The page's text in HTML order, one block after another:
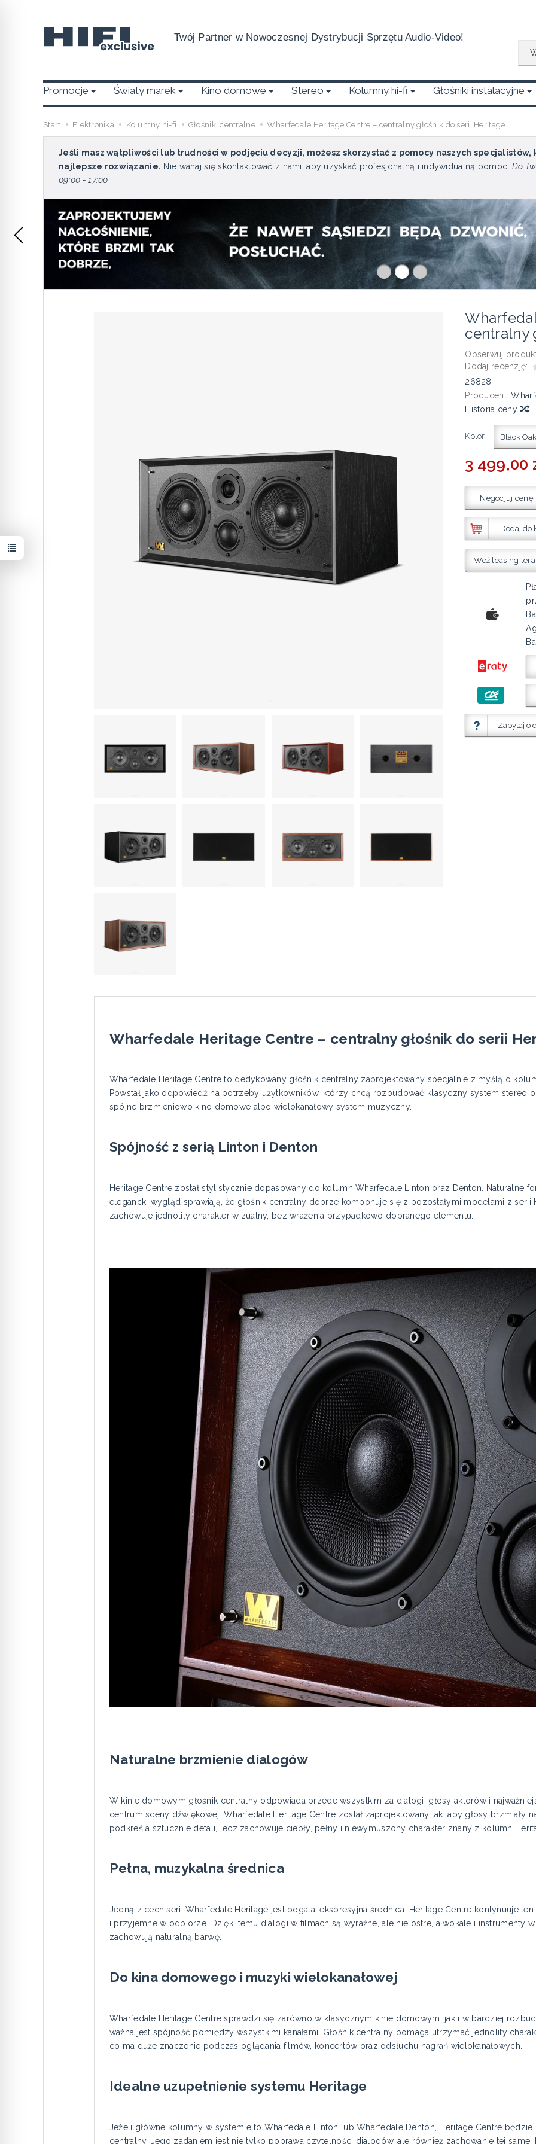
Twój Partner w Nowoczesnej Dystrybucji Sprzętu Audio-Video!
Promocje Światy marek Kino domowe Stereo Kolumny hi-fi Głośniki instalacyjne
Start Elektronika Kolumny hi-fi Głośniki centralne Wharfedale Heritage Centre – centralny głośnik do serii Heritage
Jeśli masz wątpliwości lub trudności w podjęciu decyzji, możesz skorzystać z pomocy naszych
najlepsze rozwiązanie. Nie wahaj się skontaktować z nami, aby uzyskać profesjonalną i indywidualną pomoc. Do
09:00 - 17:00
centralny
Obserwuj
Dodaj recenzję:
26828
Producent:
Historia ceny
Kolor Black Oak
3 499,00
Negocjuj cenę
Dodaj do
Weź leasing
Zapytaj o
Wharfedale Heritage Centre – centralny głośnik do serii
Wharfedale Heritage Centre to dedykowany głośnik centralny zaprojektowany specjalnie z myślą o
Powstał jako odpowiedź na potrzeby użytkowników, którzy chcą rozbudować klasyczny system stereo
spójne brzmieniowo kino domowe albo wielokanałowy system muzyczny.
Spójność z serią Linton i Denton
Heritage Centre został stylistycznie dopasowany do kolumn Wharfedale Linton oraz Denton. Naturalne
elegancki wygląd sprawiają, że głośnik centralny dobrze komponuje się z pozostałymi modelami z serii
zachowuje jednolity charakter wizualny, bez wrażenia przypadkowo dobranego elementu.
Naturalne brzmienie dialogów
W kinie domowym głośnik centralny odpowiada przede wszystkim za dialogi, głosy aktorów i
centrum sceny dźwiękowej. Wharfedale Heritage Centre został zaprojektowany tak, aby głosy brzmiały
podkreśla sztucznie detali, lecz zachowuje ciepły, pełny i niewymuszony charakter znany z kolumn
Pełna, muzykalna średnica
Jedną z cech serii Wharfedale Heritage jest bogata, ekspresyjna średnica. Heritage Centre kontynuuje
i przyjemne w odbiorze. Dzięki temu dialogi w filmach są wyraźne, ale nie ostre, a wokale i instrumenty
zachowują naturalną barwę.
Do kina domowego i muzyki wielokanałowej
Wharfedale Heritage Centre sprawdzi się zarówno w klasycznym kinie domowym, jak i w bardziej
ważna jest spójność pomiędzy wszystkimi kanałami. Głośnik centralny pomaga utrzymać jednolity
co ma duże znaczenie podczas oglądania filmów, koncertów oraz odsłuchu nagrań wielokanałowych.
Idealne uzupełnienie systemu Heritage
Jeżeli główne kolumny w systemie to Wharfedale Linton lub Wharfedale Denton, Heritage Centre będzie
centralny. Jego zadaniem jest nie tylko poprawa czytelności dialogów, ale również zachowanie tej samej